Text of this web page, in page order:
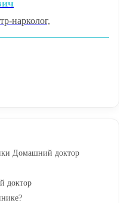
Домашний доктор
доктор
нарколог,